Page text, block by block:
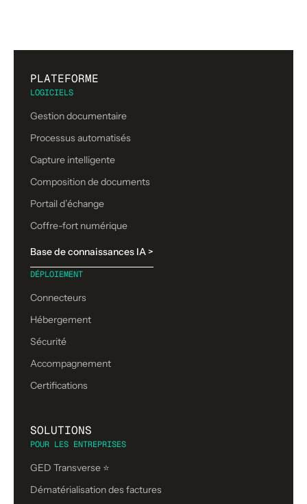
PLATEFORME
LOGICIELS
Gestion documentaire
Processus automatisés
Capture intelligente
Composition de documents
Portail d’échange
Coffre-fort numérique
Base de connaissances IA >
DÉPLOIEMENT
Connecteurs
Hébergement
Sécurité
Accompagnement
Certifications
SOLUTIONS
POUR LES ENTREPRISES
GED Transverse ⭐
Dématérialisation des factures